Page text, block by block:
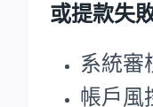
或提款失
系統審
帳戶風